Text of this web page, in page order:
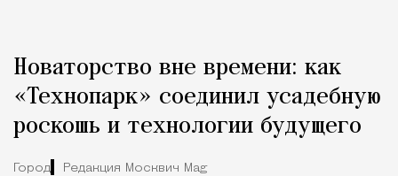
Новаторство вне времени: как
«Технопарк» соединил усадебную
роскошь и технологии будущего
Город Редакция Москвич Mag